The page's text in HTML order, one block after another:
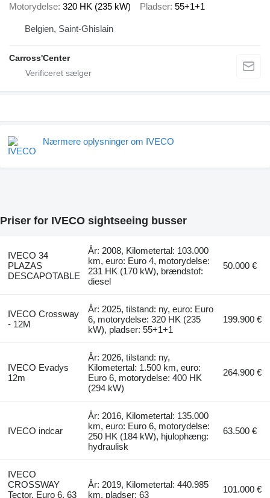
Motorydelse 320 HK (235 kW) Pladser 55+1+1
Belgien, Saint-Ghislain
Carross'Center
Nærmere oplysninger om IVECO
Priser for IVECO sightseeing busser
IVECO 34
PLAZAS
DESCAPOTABLE
År: 2008, Kilometertal: 103.000
km, euro: Euro 4, motorydelse:
231 HK (170 kW), brændstof:
diesel
50.000 €
IVECO Crossway
- 12M
År: 2025, tilstand: ny, euro: Euro
6, motorydelse: 320 HK (235
kW), pladser: 55+1+1
199.900 €
IVECO Evadys
12m
År: 2026, tilstand: ny,
Kilometertal: 1.500 km, euro:
Euro 6, motorydelse: 400 HK
(294 kW)
264.900 €
IVECO indcar
År: 2016, Kilometertal: 135.000
km, euro: Euro 6, motorydelse:
250 HK (184 kW), hjulophæng:
hydraulisk
63.500 €
IVECO
CROSSWAY
Tector, Euro 6, 63
År: 2019, Kilometertal: 440.985
km, pladser: 63
101.000 €